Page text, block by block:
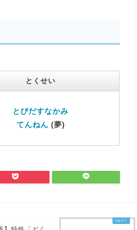
とくせい
とびだすなかみ
てんねん (夢)